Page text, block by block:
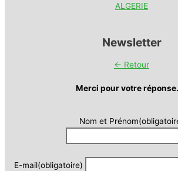
ALGERIE
Newsletter
← Retour
Merci pour votre réponse.
Nom et Prénom
E-mail(obligatoire)